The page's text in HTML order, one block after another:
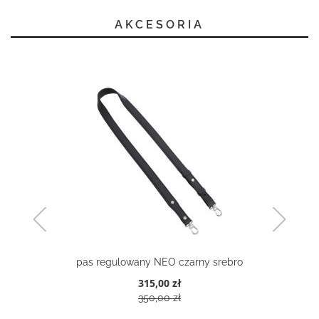
AKCESORIA
pas regulowany NEO czarny srebro
315,00 zł
350,00 zł